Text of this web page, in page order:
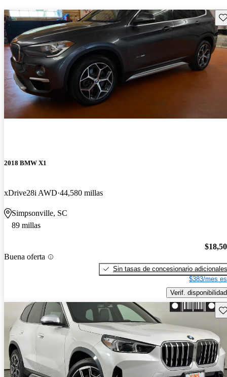
2018 BMW X1
xDrive28i AWD 44,580 millas
Simpsonville, SC
89 millas
Buena oferta
Sin tasas de concesionario adicionales
$383/mes
Verif. disponibilidad